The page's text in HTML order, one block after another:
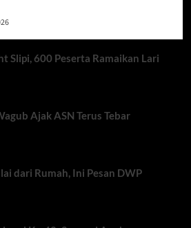
Slipi, 600 Peserta Ramaikan Lari
Ajak ASN Terus Tebar
dari Rumah, Ini Pesan DWP